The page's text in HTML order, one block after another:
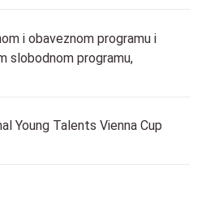
i obaveznom programu i
slobodnom programu,
Young Talents Vienna Cup